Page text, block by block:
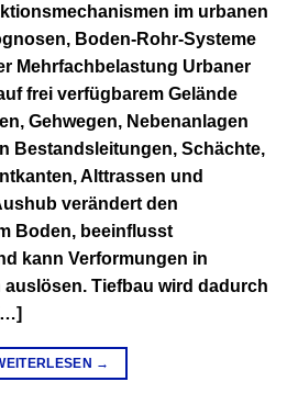
im urbanen
Boden-Rohr-Systeme
Mehrfachbelastung Urbaner
frei verfügbarem Gelände
Gehwegen, Nebenanlagen
Bestandsleitungen, Schächte,
Alttrassen und
verändert den
Boden, beeinflusst
kann Verformungen in
Tiefbau wird dadurch
→